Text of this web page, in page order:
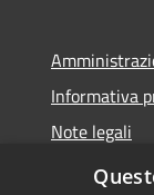
Informativa
Note legali